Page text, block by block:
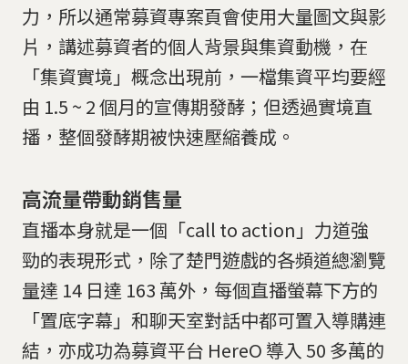
力，所以通常募資專案頁會使用大量圖文與影
片，講述募資者的個人背景與集資動機，在
「集資實境」概念出現前，一檔集資平均要經
由 1.5 ~ 2 個月的宣傳期發酵；但透過實境直
播，整個發酵期被快速壓縮養成。
高流量帶動銷售量
直播本身就是一個「call to action」力道強
勁的表現形式，除了楚門遊戲的各頻道總瀏覽
量達 14 日達 163 萬外，每個直播螢幕下方的
「置底字幕」和聊天室對話中都可置入導購連
結，亦成功為募資平台 HereO 導入 50 多萬的